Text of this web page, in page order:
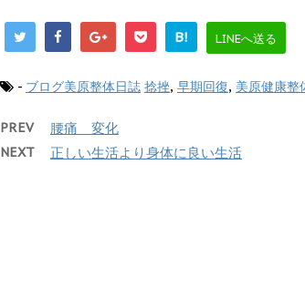
B! LINEへ送る
- ブログ美原整体日誌 捻挫, 早期回復, 美原健康整
PREV 腰痛 変化
NEXT 正しい生活より身体に良い生活